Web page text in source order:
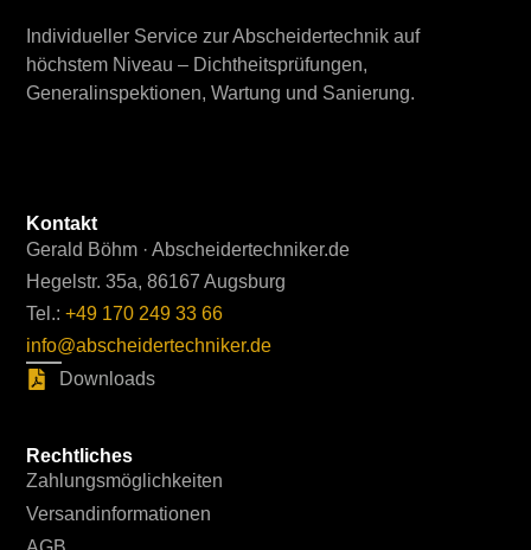
Individueller Service zur Abscheidertechnik auf
höchstem Niveau – Dichtheitsprüfungen,
Generalinspektionen, Wartung und Sanierung.
Kontakt
Gerald Böhm · Abscheidertechniker.de
Hegelstr. 35a, 86167 Augsburg
Tel.:+49 170 249 33 66
info@abscheidertechniker.de
Downloads
Rechtliches
Zahlungsmöglichkeiten
Versandinformationen